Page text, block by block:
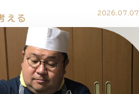
2026.07.07